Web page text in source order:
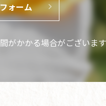
ォーム
がかかる場合がございま